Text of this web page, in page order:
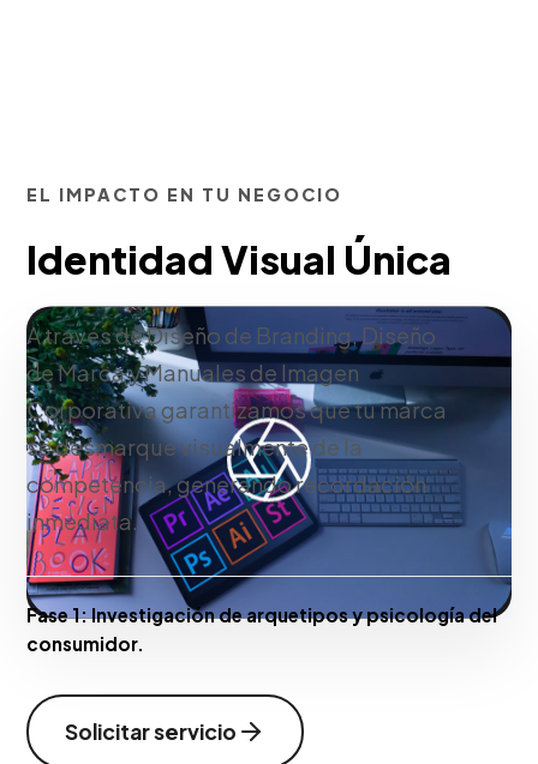
EL IMPACTO EN TU NEGOCIO
Identidad Visual Única
A través de Diseño de Branding, Diseño
de Marca y Manuales de Imagen
Corporativa garantizamos que tu marca
se desmarque visualmente de la
competencia, generando recordación
inmediata.
Fase 1:Investigación de arquetipos y psicología del
consumidor.
Solicitar servicio